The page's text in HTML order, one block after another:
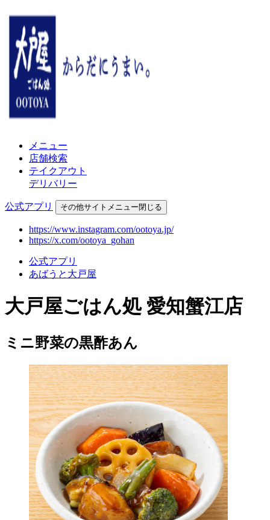
メニュー
店舗検索
テイクアウト
デリバリー
公式アプリ その他サイトメニュー閉じる
https://www.instagram.com/ootoya.jp/
https://x.com/ootoya_gohan
公式アプリ
あばうと大戸屋
大戸屋ごはん処 愛知蟹江店
ミニ野菜の黒酢あん